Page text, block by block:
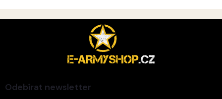
l
á
d
a
c
í
p
Odebírat newsletter